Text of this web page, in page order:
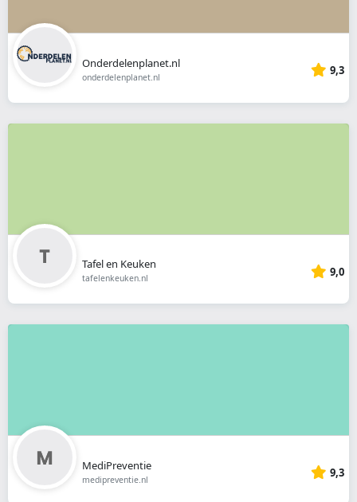
Onderdelenplanet.nl
onderdelenplanet.nl 9,3
Tafel en Keuken
tafelenkeuken.nl 9,0
MediPreventie
medipreventie.nl 9,3